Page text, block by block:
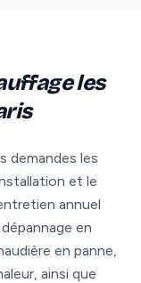
les
demandes les
et le
annuel
en
en panne,
ainsi que